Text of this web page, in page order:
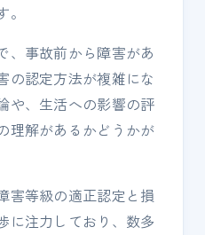
、事故前から障害があ
の認定方法が複雑にな
や、生活への影響の評
理解があるかどうかが
害等級の適正認定と損
に注力しており、数多